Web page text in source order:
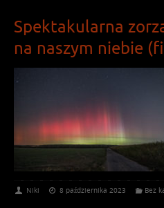
Spektakularna
na naszym niebie
Niki 8 października 2023 Bez